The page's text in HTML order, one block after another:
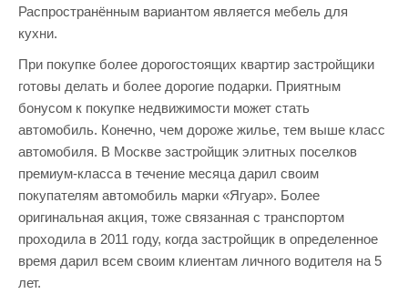
Распространённым вариантом является мебель для
кухни.
При покупке более дорогостоящих квартир застройщики
готовы делать и более дорогие подарки. Приятным
бонусом к покупке недвижимости может стать
автомобиль. Конечно, чем дороже жилье, тем выше класс
автомобиля. В Москве застройщик элитных поселков
премиум-класса в течение месяца дарил своим
покупателям автомобиль марки «Ягуар». Более
оригинальная акция, тоже связанная с транспортом
проходила в 2011 году, когда застройщик в определенное
время дарил всем своим клиентам личного водителя на 5
лет.